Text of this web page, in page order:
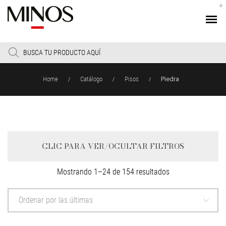
Products
search
Home / Catálogo / Pisos / Piedra
CLIC PARA VER/OCULTAR FILTROS
Mostrando 1–24 de 154 resultadosSorted
Ordenar por las últimas